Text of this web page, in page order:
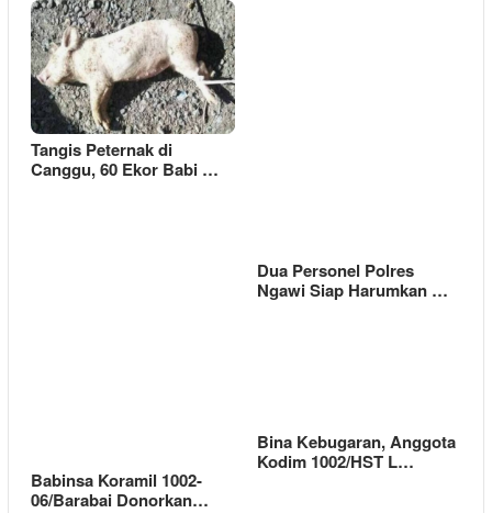
Tangis Peternak di
Canggu, 60 Ekor Babi …
Dua Personel Polres
Ngawi Siap Harumkan …
Babinsa Koramil 1002-
06/Barabai Donorkan…
Bina Kebugaran, Anggota
Kodim 1002/HST L…